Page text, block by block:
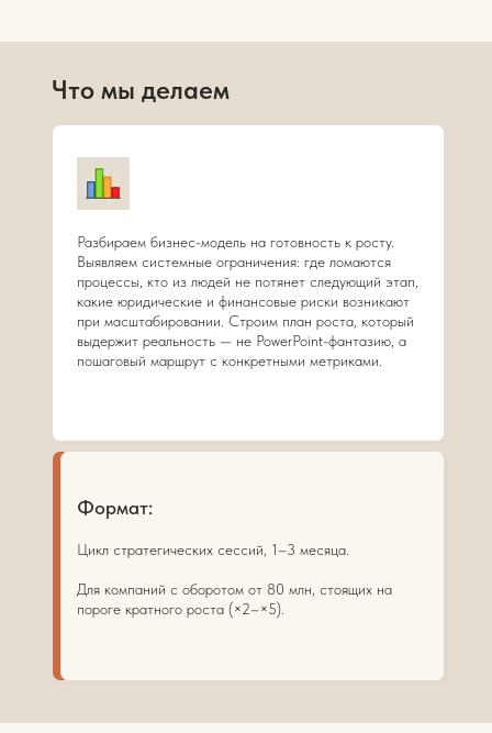
Что мы делаем
Цикл стратегических сессий, 1–3 месяца.
Для компаний с оборотом от 80 млн, стоящих на
пороге кратного роста (×2–×5).
Формат:
Разбираем бизнес-модель на готовность к росту.
Выявляем системные ограничения: где ломаются
процессы, кто из людей не потянет следующий этап,
какие юридические и финансовые риски возникают
при масштабировании. Строим план роста, который
выдержит реальность — не PowerPoint-фантазию, а
пошаговый маршрут с конкретными метриками.